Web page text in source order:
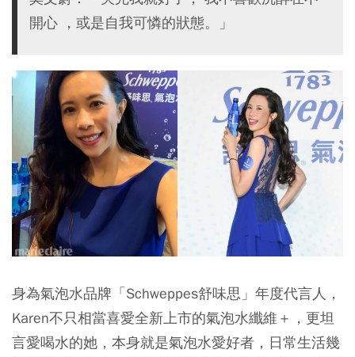
開心 ，或是自我可憐的狀態。」
身為氣泡水品牌「Schweppes舒味思」年度代言人，
Karen不只相當喜愛全新上市的氣泡水纖維＋，更坦
言愛喝水的她，本身就是氣泡水愛好者，日常生活幾